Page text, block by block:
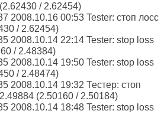
/ 2.62454)
2008.10.16 00:53 Tester: стоп лосс
/ 2.62454)
2008.10.14 22:14 Tester: stop loss
/ 2.48384)
2008.10.14 19:50 Tester: stop loss
/ 2.48474)
2008.10.14 19:32 Тестер: стоп
(2.50160 / 2.50184)
2008.10.14 18:48 Tester: stop loss